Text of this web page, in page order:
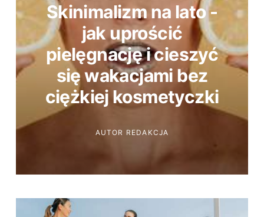
Skinimalizm na lato -
jak uprościć
pielęgnację i cieszyć
się wakacjami bez
ciężkiej kosmetyczki
AUTOR REDAKCJA